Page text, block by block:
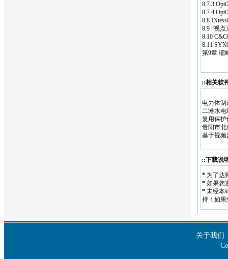
8.7.3
8.7.4
8.8
8.9 “视点
8.10
8.11
第9章 缩
::相关软
电力体制
二滩水电
复用保护
贵阳市北
基于视频
::下载说
* 为了达
* 如果您
* 未经本
持！如果